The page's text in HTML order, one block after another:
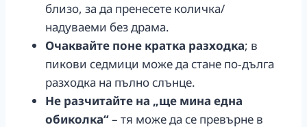
близо, за да пренесете количка/
надуваеми без драма.
Очаквайте поне кратка разходка; в
пикови седмици може да стане по‑дълга
разходка на пълно слънце.
Не разчитайте на „ще минa една
обиколка“– тя може да се превърне в